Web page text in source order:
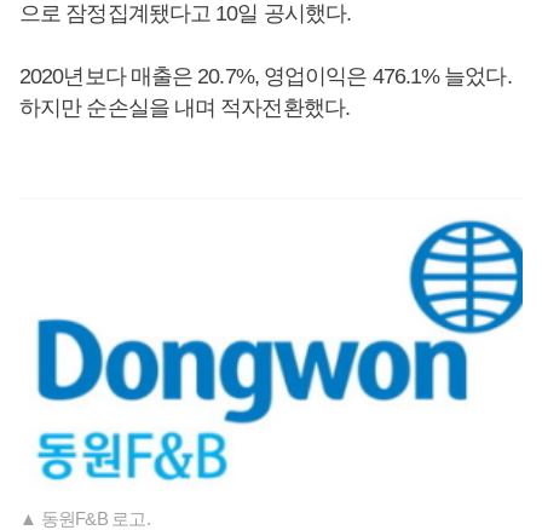
으로 잠정집계됐다고 10일 공시했다.
2020년보다 매출은 20.7%, 영업이익은 476.1% 늘었다.
하지만 순손실을 내며 적자전환했다.
▲ 동원F&B 로고.